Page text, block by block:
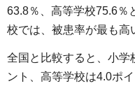
63.8％、高等学校75.6％
校では、被患率が最も高
全国と比較すると、小学
ント、高等学校は4.0ポ